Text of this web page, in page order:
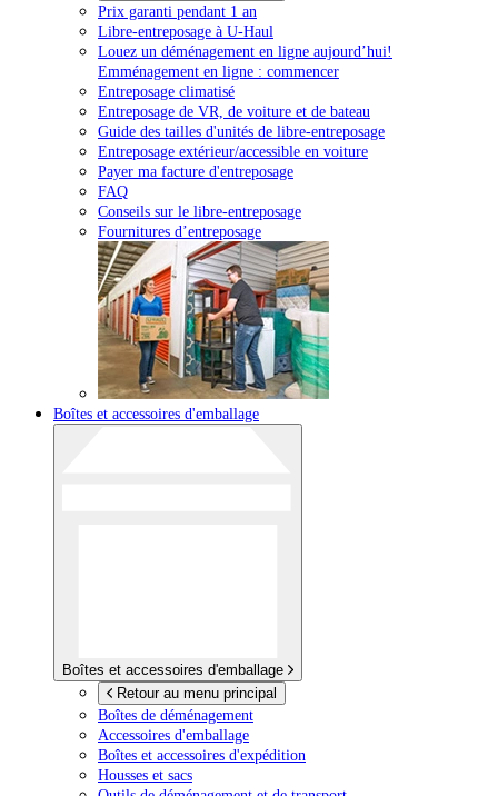
Prix garanti pendant 1 an
Libre-entreposage à U-Haul
Louez un déménagement en ligne aujourd’hui!
Emménagement en ligne : commencer
Entreposage climatisé
Entreposage de VR, de voiture et de bateau
Guide des tailles d'unités de libre-entreposage
Entreposage extérieur/accessible en voiture
Payer ma facture d'entreposage
FAQ
Conseils sur le libre-entreposage
Fournitures d’entreposage
Boîtes et accessoires d'emballage
Boîtes et accessoires d'emballage
Retour au menu principal
Boîtes de déménagement
Accessoires d'emballage
Boîtes et accessoires d'expédition
Housses et sacs